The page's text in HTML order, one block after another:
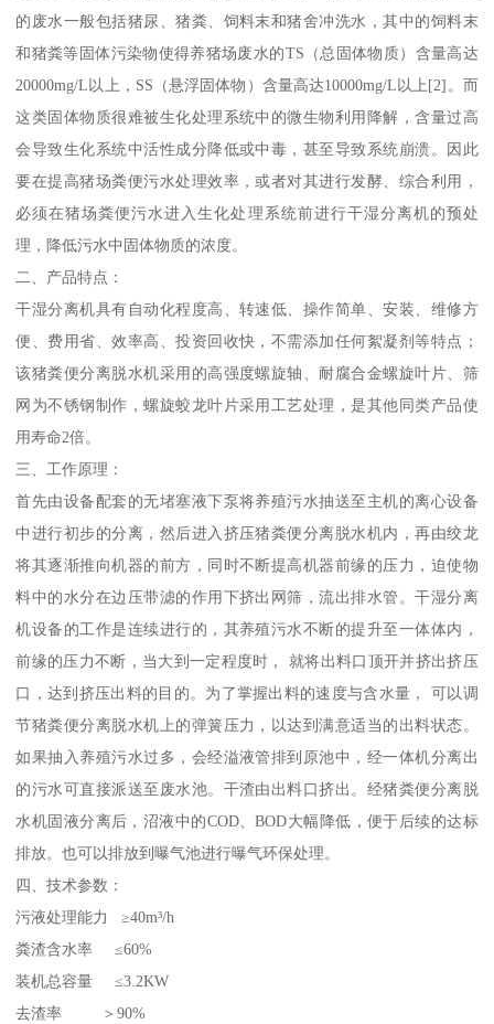
的废水一般包括猪尿、猪粪、饲料末和猪舍冲洗水，其中的饲料末
和猪粪等固体污染物使得养猪场废水的TS（总固体物质）含量高达
20000mg/L以上，SS（悬浮固体物）含量高达10000mg/L以上[2]。而
这类固体物质很难被生化处理系统中的微生物利用降解，含量过高
会导致生化系统中活性成分降低或中毒，甚至导致系统崩溃。因此
要在提高猪场粪便污水处理效率，或者对其进行发酵、综合利用，
必须在猪场粪便污水进入生化处理系统前进行干湿分离机的预处
理，降低污水中固体物质的浓度。
二、产品特点：
干湿分离机具有自动化程度高、转速低、操作简单、安装、维修方
便、费用省、效率高、投资回收快，不需添加任何絮凝剂等特点；
该猪粪便分离脱水机采用的高强度螺旋轴、耐腐合金螺旋叶片、筛
网为不锈钢制作，螺旋蛟龙叶片采用工艺处理，是其他同类产品使
用寿命2倍。
三、工作原理：
首先由设备配套的无堵塞液下泵将养殖污水抽送至主机的离心设备
中进行初步的分离，然后进入挤压猪粪便分离脱水机内，再由绞龙
将其逐渐推向机器的前方，同时不断提高机器前缘的压力，迫使物
料中的水分在边压带滤的作用下挤出网筛，流出排水管。干湿分离
机设备的工作是连续进行的，其养殖污水不断的提升至一体体内，
前缘的压力不断，当大到一定程度时， 就将出料口顶开并挤出挤压
口，达到挤压出料的目的。为了掌握出料的速度与含水量， 可以调
节猪粪便分离脱水机上的弹簧压力，以达到满意适当的出料状态。
如果抽入养殖污水过多，会经溢液管排到原池中，经一体机分离出
的污水可直接派送至废水池。干渣由出料口挤出。经猪粪便分离脱
水机固液分离后，沼液中的COD、BOD大幅降低，便于后续的达标
排放。也可以排放到曝气池进行曝气环保处理。
四、技术参数：
污液处理能力 ≥40m³/h
粪渣含水率 ≤60%
装机总容量 ≤3.2KW
去渣率 ＞90%